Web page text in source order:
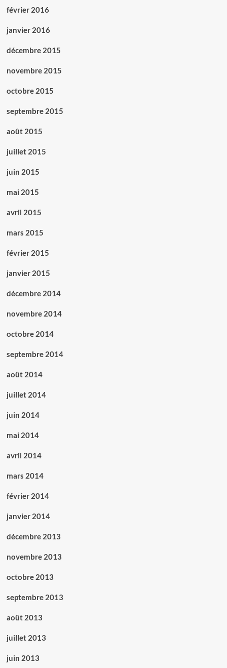
février 2016
janvier 2016
décembre 2015
novembre 2015
octobre 2015
septembre 2015
août 2015
juillet 2015
juin 2015
mai 2015
avril 2015
mars 2015
février 2015
janvier 2015
décembre 2014
novembre 2014
octobre 2014
septembre 2014
août 2014
juillet 2014
juin 2014
mai 2014
avril 2014
mars 2014
février 2014
janvier 2014
décembre 2013
novembre 2013
octobre 2013
septembre 2013
août 2013
juillet 2013
juin 2013